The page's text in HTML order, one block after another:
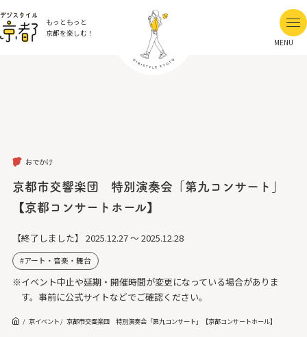
もっともっと
京都を楽しむ！
MENU
おでかけ
京都市交響楽団 特別演奏会「第九コンサート」
【京都コンサートホール】
【終了しました】 2025.12.27 ～ 2025.12.28
アート・音楽・舞台
※イベント中止や延期・開催時間が変更になっている場合がありま
す。事前に公式サイトなどでご確認ください。
京イベント 京都市交響楽団 特別演奏会「第九コンサート」【京都コンサートホール】